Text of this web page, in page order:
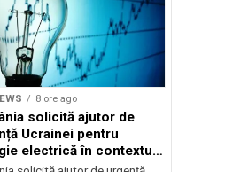
8 ore ago
solicită ajutor de
Ucrainei pentru
electrică în contextul
energetice